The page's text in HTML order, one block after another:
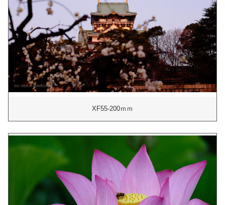
XF55-200ｍｍ